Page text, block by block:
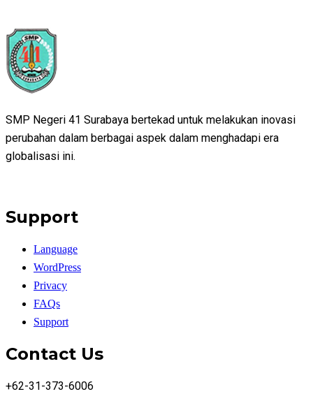
SMP Negeri 41 Surabaya bertekad untuk melakukan inovasi
perubahan dalam berbagai aspek dalam menghadapi era
globalisasi ini.
Support
Language
WordPress
Privacy
FAQs
Support
Contact Us
+62-31-373-6006